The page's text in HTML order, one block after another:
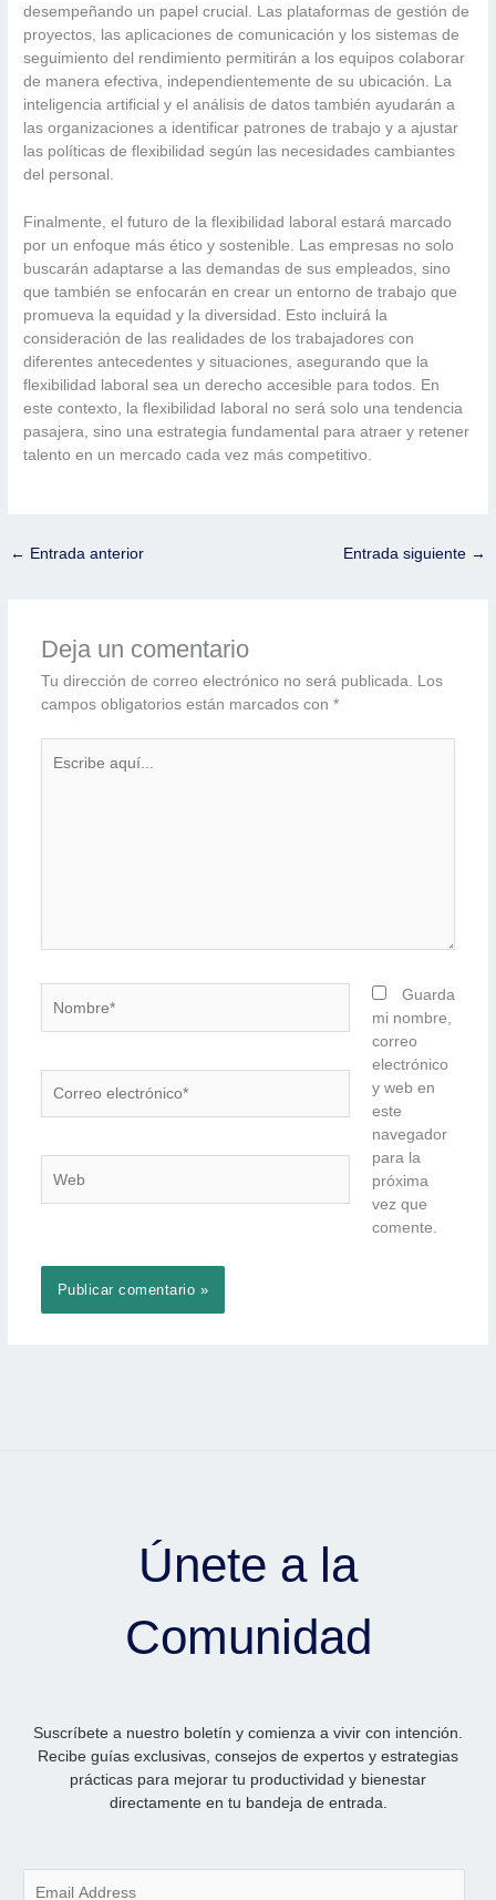
desempeñando un papel crucial. Las plataformas de gestión de
proyectos, las aplicaciones de comunicación y los sistemas de
seguimiento del rendimiento permitirán a los equipos colaborar
de manera efectiva, independientemente de su ubicación. La
inteligencia artificial y el análisis de datos también ayudarán a
las organizaciones a identificar patrones de trabajo y a ajustar
las políticas de flexibilidad según las necesidades cambiantes
del personal.
Finalmente, el futuro de la flexibilidad laboral estará marcado
por un enfoque más ético y sostenible. Las empresas no solo
buscarán adaptarse a las demandas de sus empleados, sino
que también se enfocarán en crear un entorno de trabajo que
promueva la equidad y la diversidad. Esto incluirá la
consideración de las realidades de los trabajadores con
diferentes antecedentes y situaciones, asegurando que la
flexibilidad laboral sea un derecho accesible para todos. En
este contexto, la flexibilidad laboral no será solo una tendencia
pasajera, sino una estrategia fundamental para atraer y retener
talento en un mercado cada vez más competitivo.
← Entrada anterior Entrada siguiente →
Deja un comentario
Tu dirección de correo electrónico no será publicada.
Los
campos obligatorios están marcados con *
aquí...
electrónico*
Guarda
mi nombre,
correo
electrónico
y web en
este
navegador
para la
próxima
vez que
comente.
Únete a la
Comunidad
Suscríbete a nuestro boletín y comienza a vivir con intención.
Recibe guías exclusivas, consejos de expertos y estrategias
prácticas para mejorar tu productividad y bienestar
directamente en tu bandeja de entrada.